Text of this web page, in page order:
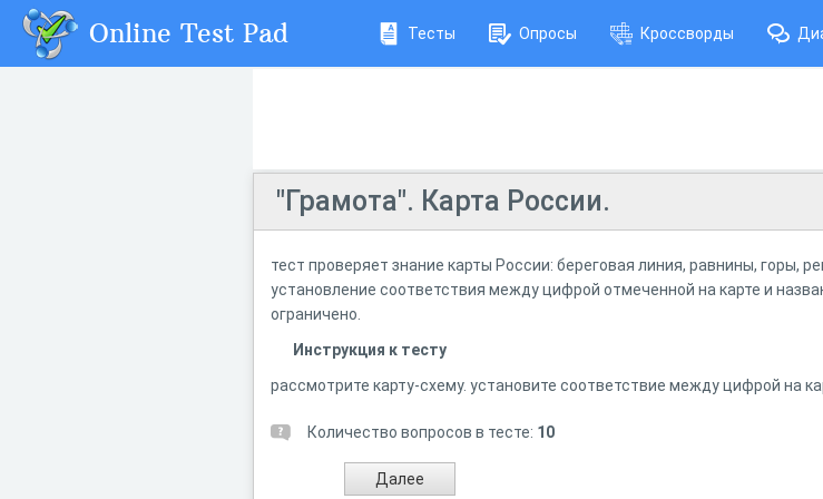
Online Test Pad Тесты Опросы Кроссворды
"Грамота". Карта России.
тест проверяет знание карты России: береговая линия, равнины, горы,
установление соответствия между цифрой отмеченной на карте и
ограничено.
Инструкция к тесту
рассмотрите карту-схему. установите соответствие между цифрой на
Количество вопросов в тесте: 10